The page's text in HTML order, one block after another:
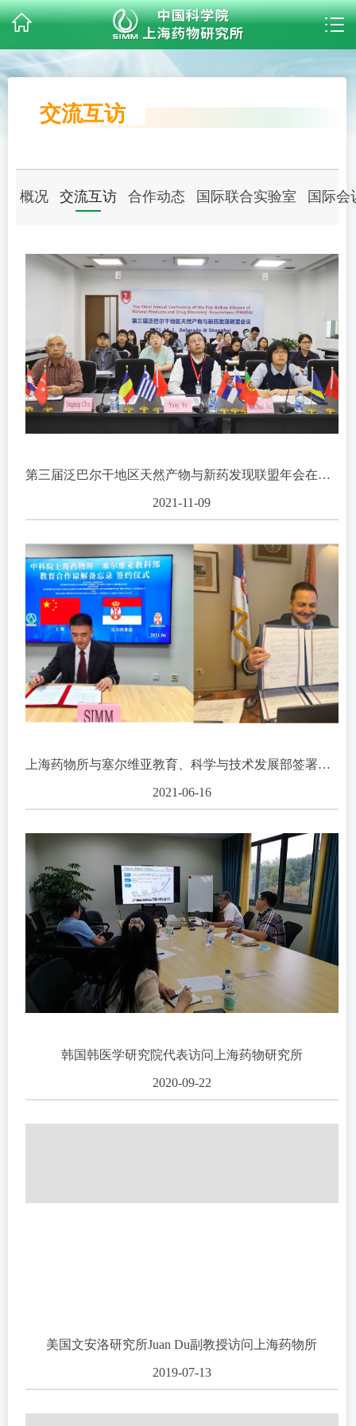
交流互访
概况 交流互访 合作动态 国际联合实验室 国际会
第三届泛巴尔干地区天然产物与新药发现联盟年会在沪召开
2021-11-09
上海药物所与塞尔维亚教育、科学与技术发展部签署合作备忘录
2021-06-16
韩国韩医学研究院代表访问上海药物研究所
2020-09-22
美国文安洛研究所Juan Du副教授访问上海药物所
2019-07-13